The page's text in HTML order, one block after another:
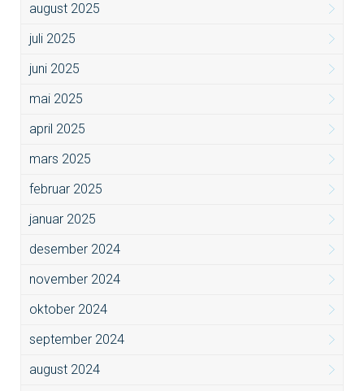
august 2025
juli 2025
juni 2025
mai 2025
april 2025
mars 2025
februar 2025
januar 2025
desember 2024
november 2024
oktober 2024
september 2024
august 2024